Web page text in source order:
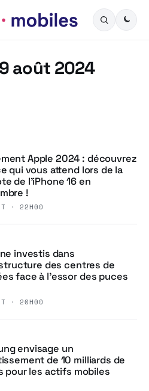
août 2024
Apple 2024 : découvrez
qui vous attend lors de la
de l’iPhone 16 en
!
· 22H00
investis dans
des centres de
face à l’essor des puces
· 20H00
envisage un
de 10 milliards de
pour les actifs mobiles